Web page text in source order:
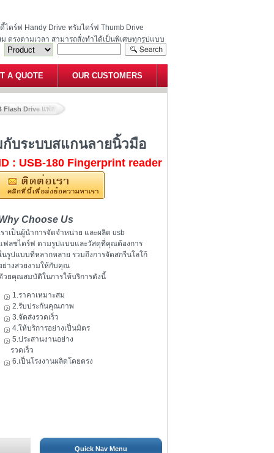
ดร์ฟ Handy Drive ทรัมไดร์ฟ Thumb Drive
ตรงตามเวลา สามารถสั่งทำได้เป็นพิเศษทุกรูปแบบ
A QUOTE OUR CUSTOMERS
Flash Drive แฟลชไดร์ฟที่มาพร้อมกับระบบสแกนลายนิ้วมือ
บระบบสแกนลายนิ้วมือ
: USB-180 Fingerprint reader
Choose Us
ราเป็นผู้นำการจัดจำหน่าย และผลิต usb
ฟลชไดร์ฟ ตามรูปแบบและวัสดุที่คุณต้องการ
นรูปแบบที่หลากหลาย รวมถึงการจัดสกรีนโลโก้
ย่างสวยงามให้กับคุณ
วยคุณสมบัติในการให้บริการดังนี้
1.ราคาเหมาะสม
2.รับประกันคุณภาพ
3.จัดส่งรวดเร็ว
4.ให้บริการอย่างเป็นมิตร
5.ประสานงานอย่าง
รวดเร็ว
6.เป็นโรงงานผลิตโดยตรง
Quick Nav Menu